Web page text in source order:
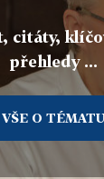
citáty,
přehledy ...
VŠE O TÉMATU